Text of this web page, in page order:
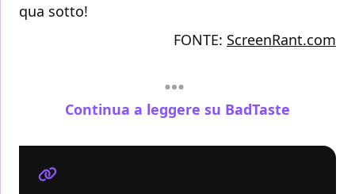
qua sotto!
FONTE: ScreenRant.com
Continua a leggere su BadTaste